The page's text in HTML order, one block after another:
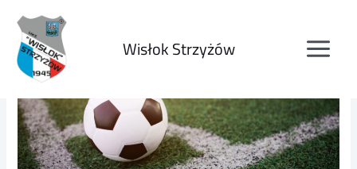
content
Wisłok Strzyżów